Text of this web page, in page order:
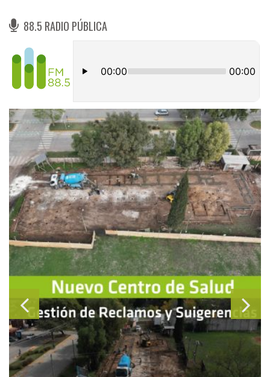
88.5 RADIO PÚBLICA